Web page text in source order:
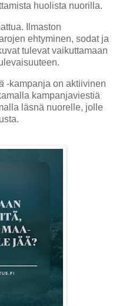
huolista nuorilla.
Ilmaston
ehtyminen, sodat ja
tulevat vaikuttamaan
-kampanja on aktiivinen
kampanjaviestiä
läsnä nuorelle, jolle